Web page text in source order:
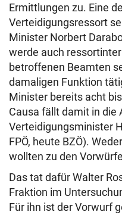
Ermittlungen zu. Eine
Verteidigungsressort
Minister Norbert
werde auch
betroffenen Beamten
damaligen Funktion
Minister bereits acht
Causa fällt damit in die
Verteidigungsminister
FPÖ, heute BZÖ).
wollten zu den
Das tat dafür Walter
Fraktion im
Für ihn ist der Vorwurf